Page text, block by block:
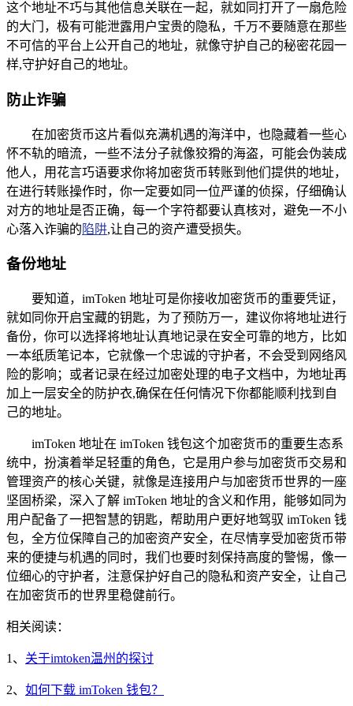
这个地址不巧与其他信息关联在一起，就如同打开了一扇危险
的大门，极有可能泄露用户宝贵的隐私，千万不要随意在那些
不可信的平台上公开自己的地址，就像守护自己的秘密花园一
样,守护好自己的地址。
防止诈骗
在加密货币这片看似充满机遇的海洋中，也隐藏着一些心
怀不轨的暗流，一些不法分子就像狡猾的海盗，可能会伪装成
他人，用花言巧语要求你将加密货币转账到他们提供的地址，
在进行转账操作时，你一定要如同一位严谨的侦探，仔细确认
对方的地址是否正确，每一个字符都要认真核对，避免一不小
心落入诈骗的 陷阱,让自己的资产遭受损失。
备份地址
要知道，imToken 地址可是你接收加密货币的重要凭证，
就如同你开启宝藏的钥匙，为了预防万一，建议你将地址进行
备份，你可以选择将地址认真地记录在安全可靠的地方，比如
一本纸质笔记本，它就像一个忠诚的守护者，不会受到网络风
险的影响；或者记录在经过加密处理的电子文档中，为地址再
加上一层安全的防护衣,确保在任何情况下你都能顺利找到自
己的地址。
imToken 地址在 imToken 钱包这个加密货币的重要生态系
统中，扮演着举足轻重的角色，它是用户参与加密货币交易和
管理资产的核心关键，就像是连接用户与加密货币世界的一座
坚固桥梁，深入了解 imToken 地址的含义和作用，能够如同为
用户配备了一把智慧的钥匙，帮助用户更好地驾驭 imToken 钱
包，全方位保障自己的加密资产安全，在尽情享受加密货币带
来的便捷与机遇的同时，我们也要时刻保持高度的警惕，像一
位细心的守护者，注意保护好自己的隐私和资产安全，让自己
在加密货币的世界里稳健前行。
相关阅读：
1、 关于imtoken温州的探讨
2、 如何下载 imToken 钱包？